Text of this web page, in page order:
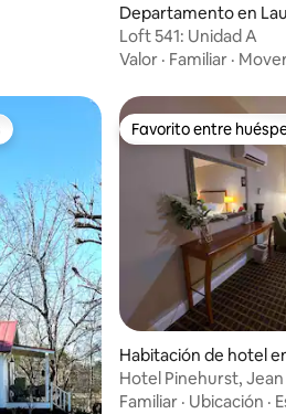
Departamento en
Loft 541: Unidad A
Valor · Familiar ·
huéspedes Favorito entre
Favorito entre
Habitación de hotel
el
Hotel Pinehurst,
Familiar · Ubicación ·